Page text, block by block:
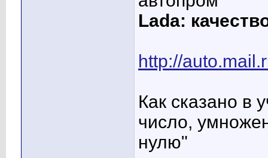
Lada:
http://
Как сказано в
число,
нулю"